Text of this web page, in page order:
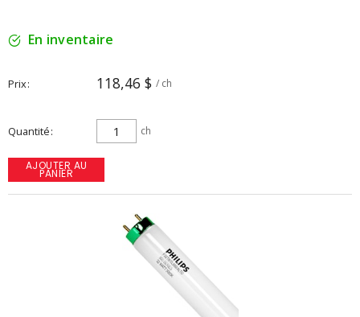
En inventaire
Prix 118,46 $ / ch
Quantité ch
AJOUTER AU
PANIER